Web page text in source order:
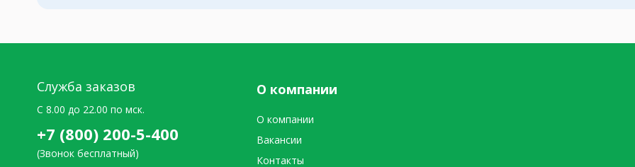
Служба заказов
C 8.00 до 22.00 по мск.
+7 (800) 200-5-400
(Звонок бесплатный)
О компании
О компании
Вакансии
Контакты